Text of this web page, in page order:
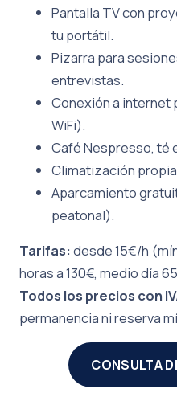
Pantalla TV con
tu portátil.
Pizarra para
entrevistas.
Conexión a internet
WiFi).
Café Nespresso, té
Climatización
Aparcamiento
peatonal).
Tarifas: desde 15€/h
horas a 130€, medio día
Todos los precios con
permanencia ni reserva
CONSULTA